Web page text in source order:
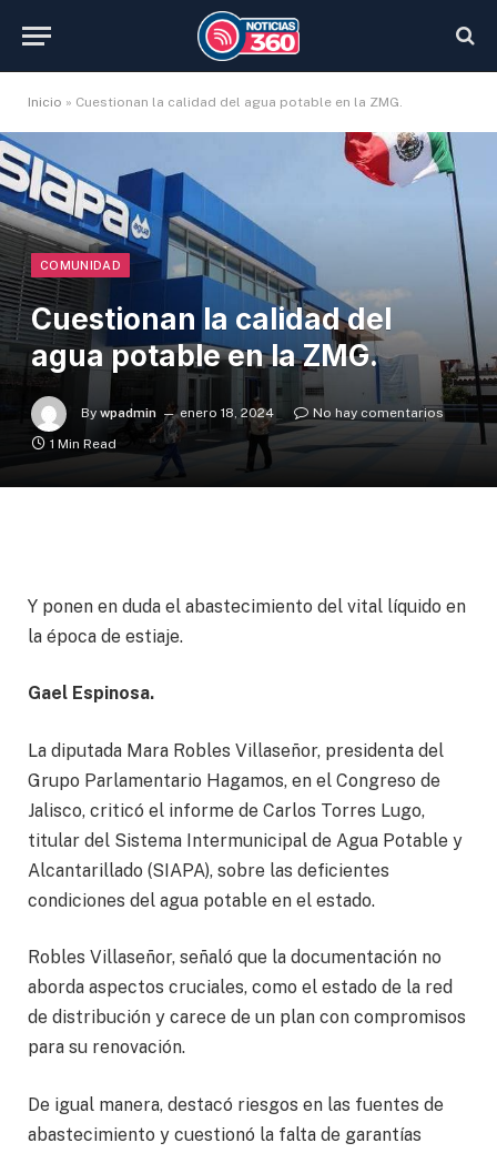
Inicio » Cuestionan la calidad del agua potable en la ZMG.
COMUNIDAD
Cuestionan la calidad del
agua potable en la ZMG.
By wpadmin enero 18, 2024
No hay comentarios
1 Min Read
Y ponen en duda el abastecimiento del vital líquido en
la época de estiaje.
Gael Espinosa.
La diputada Mara Robles Villaseñor, presidenta del
Grupo Parlamentario Hagamos, en el Congreso de
Jalisco, criticó el informe de Carlos Torres Lugo,
titular del Sistema Intermunicipal de Agua Potable y
Alcantarillado (SIAPA), sobre las deficientes
condiciones del agua potable en el estado.
Robles Villaseñor, señaló que la documentación no
aborda aspectos cruciales, como el estado de la red
de distribución y carece de un plan con compromisos
para su renovación.
De igual manera, destacó riesgos en las fuentes de
abastecimiento y cuestionó la falta de garantías